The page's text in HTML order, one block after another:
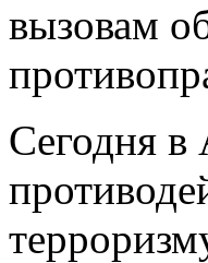
вызовам
Сегодня в